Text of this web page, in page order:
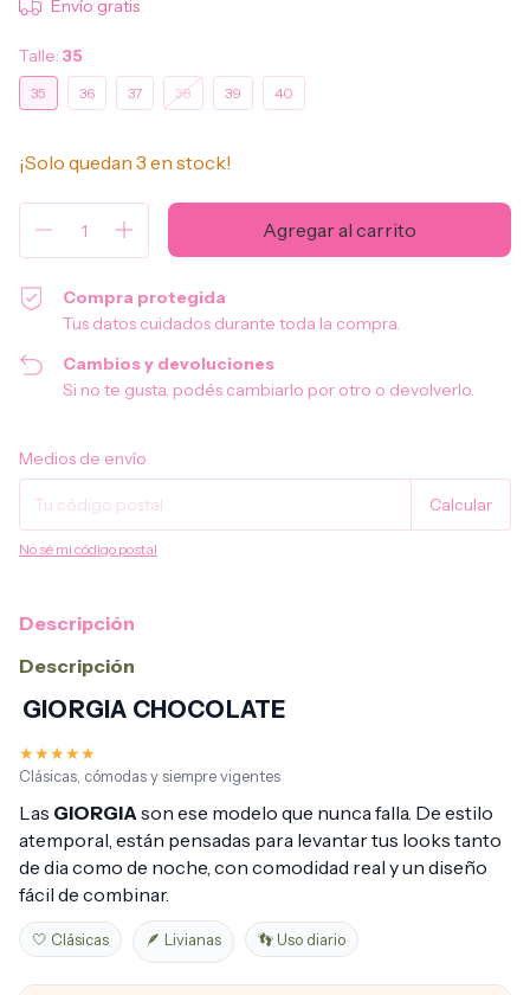
Envío gratis
Talle: 35
35 36 37 38 39 40
¡Solo quedan 3 en stock!
Compra protegida
Tus datos cuidados durante toda la compra.
Cambios y devoluciones
Si no te gusta, podés cambiarlo por otro o devolverlo.
Entregas para el CP:
Medios de envío
Calcular
No sé mi código postal
Descripción
Descripción
GIORGIA CHOCOLATE
★★★★★
Clásicas, cómodas y siempre vigentes
Las GIORGIAson ese modelo que nunca falla. De estilo
atemporal, están pensadas para levantar tus looks tanto
de dia como de noche, con comodidad real y un diseño
fácil de combinar.
🤍 Clásicas 🪶 Livianas 👣 Uso diario